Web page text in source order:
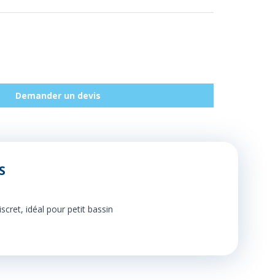
Demander un devis
idéal pour petit bassin